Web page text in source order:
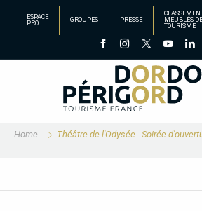
principal
ESPACE
PRO
GROUPES PRESSE
MEUBLÉS DE
TOURISME
Home Théâtre de l'Odysée - Soirée